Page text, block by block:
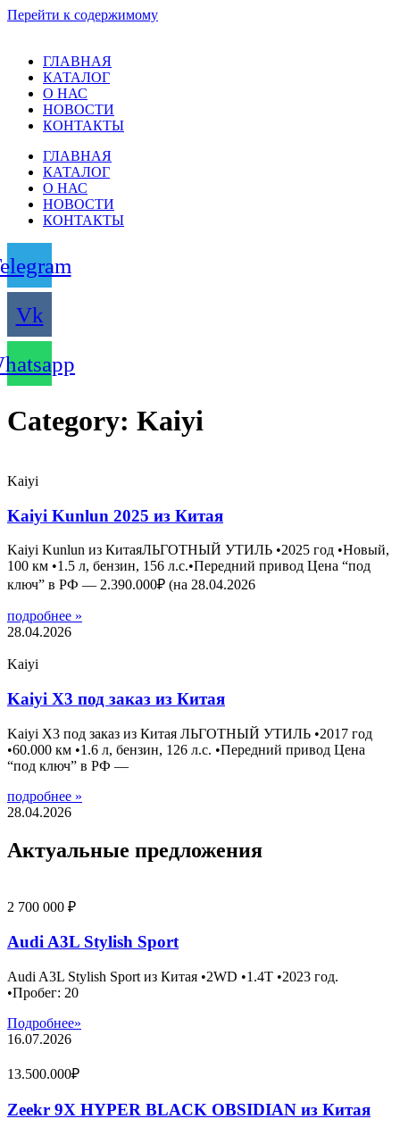
Перейти к содержимому
ГЛАВНАЯ
КАТАЛОГ
О НАС
НОВОСТИ
КОНТАКТЫ
ГЛАВНАЯ
КАТАЛОГ
О НАС
НОВОСТИ
КОНТАКТЫ
Vk
Category: Kaiyi
Kaiyi
Kaiyi Kunlun 2025 из Китая
Kaiyi Kunlun из КитаяЛЬГОТНЫЙ УТИЛЬ •2025 год •Новый,
100 км •1.5 л, бензин, 156 л.с.•Передний привод Цена “под
ключ” в РФ — 2.390.000₽ (на 28.04.2026
подробнее »
28.04.2026
Kaiyi
Kaiyi X3 под заказ из Китая
Kaiyi X3 под заказ из Китая ЛЬГОТНЫЙ УТИЛЬ •2017 год
•60.000 км •1.6 л, бензин, 126 л.с. •Передний привод Цена
“под ключ” в РФ —
подробнее »
28.04.2026
Актуальные предложения
2 700 000 ₽
Audi A3L Stylish Sport
Audi A3L Stylish Sport из Китая •2WD •1.4T •2023 год.
•Пробег: 20
Подробнее»
16.07.2026
13.500.000₽
Zeekr 9X HYPER BLACK OBSIDIAN из Китая